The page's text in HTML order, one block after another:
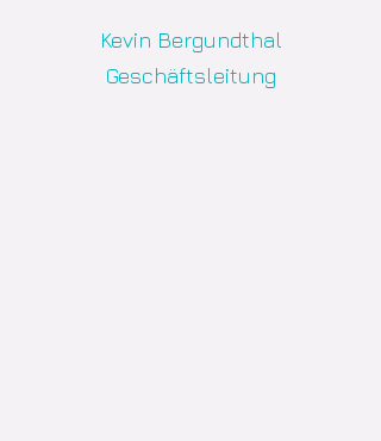
Kevin Bergundthal
Geschäftsleitung